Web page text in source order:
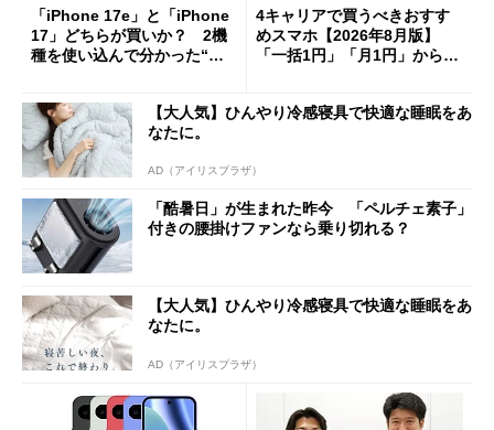
「iPhone 17e」と「iPhone
17」どちらが買いか？ 2機
種を使い込んで分かった“ス
4キャリアで買うべきおすす
めスマホ【2026年8月版】
「一括1円」「月1円」からお
【大人気】ひんやり冷感寝具で快適な睡眠をあ
なたに。
AD（アイリスプラザ）
「酷暑日」が生まれた昨今 「ペルチェ素子」
付きの腰掛けファンなら乗り切れる？
【大人気】ひんやり冷感寝具で快適な睡眠をあ
なたに。
AD（アイリスプラザ）